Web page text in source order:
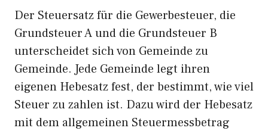
Der Steuersatz für die Gewerbesteuer, die
Grundsteuer A und die Grundsteuer B
unterscheidet sich von Gemeinde zu
Gemeinde. Jede Gemeinde legt ihren
eigenen Hebesatz fest, der bestimmt, wie viel
Steuer zu zahlen ist. Dazu wird der Hebesatz
mit dem allgemeinen Steuermessbetrag